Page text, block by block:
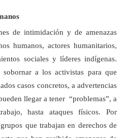
de intimidación y de amenazas
humanos, actores humanitarios,
sociales y líderes indígenas.
a los activistas para que
casos concretos, a advertencias
llegar a tener “problemas”, a
hasta ataques físicos. Por
que trabajan en derechos de